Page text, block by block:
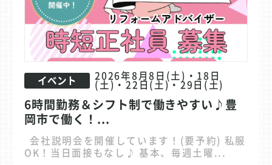
イベント 2026年8月8日(土)・18日
(土)・22日(土)・29日(土)
6時間勤務＆シフト制で働きやすい♪豊
岡市で働く！...
会社説明会を開催しています！(要予約) 私服
OK！当日面接もなし♪ 基本、毎週土曜...